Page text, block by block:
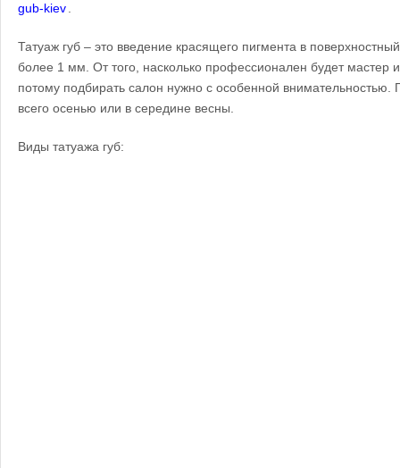
gub-kiev
Татуаж губ – это введение красящего пигмента в
более 1 мм. От того, насколько профессионален будет мастер и
потому подбирать салон нужно с особенной внимательностью.
всего осенью или в середине весны.
Виды татуажа губ: